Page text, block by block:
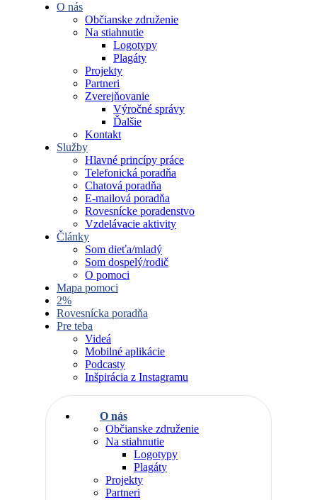
O nás
Občianske združenie
Na stiahnutie
Logotypy
Plagáty
Projekty
Partneri
Zverejňovanie
Výročné správy
Ďalšie
Kontakt
Služby
Hlavné princípy práce
Telefonická poradňa
Chatová poradňa
E-mailová poradňa
Rovesnícke poradenstvo
Vzdelávacie aktivity
Články
Som dieťa/mladý
Som dospelý/rodič
O pomoci
Mapa pomoci
2%
Rovesnícka poradňa
Pre teba
Videá
Mobilné aplikácie
Podcasty
Inšpirácia z Instagramu
O nás
Občianske združenie
Na stiahnutie
Logotypy
Plagáty
Projekty
Partneri